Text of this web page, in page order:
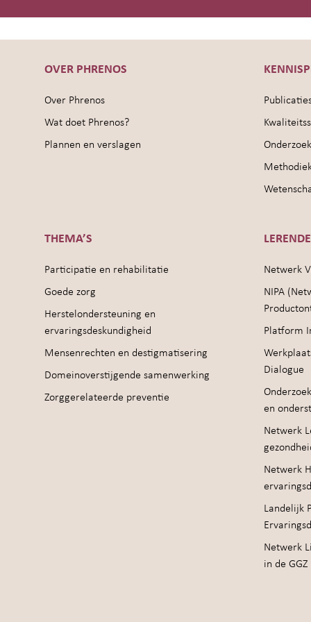
OVER PHRENOS
Over Phrenos
Wat doet Phrenos?
Plannen en verslagen
THEMA’S
Participatie en rehabilitatie
Goede zorg
Herstelondersteuning en
ervaringsdeskundigheid
Mensenrechten en destigmatisering
Domeinoverstijgende samenwerking
Zorggerelateerde preventie
Netwerk
NIPA
Platform
Dialogue
en
Netwerk
Netwerk
Landelijk
Netwerk
in de GGZ